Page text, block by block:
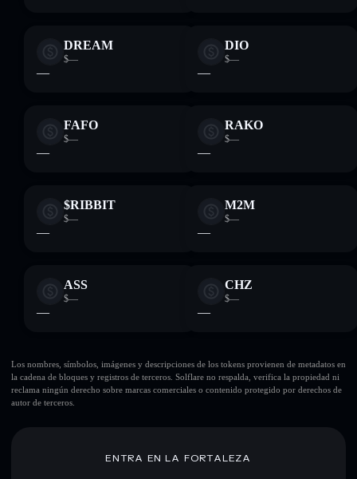
DREAM
$—
—
DIO
$—
—
FAFO
$—
—
RAKO
$—
—
$RIBBIT
$—
—
M2M
$—
—
ASS
$—
—
CHZ
$—
—
Los nombres, símbolos, imágenes y descripciones de los tokens provienen de metadatos en
la cadena de bloques y registros de terceros. Solflare no respalda, verifica la propiedad ni
reclama ningún derecho sobre marcas comerciales o contenido protegido por derechos de
autor de terceros.
ENTRA EN LA FORTALEZA